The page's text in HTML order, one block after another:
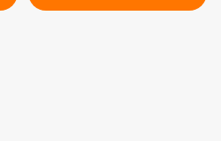
BALLEY « Le Pays d'en